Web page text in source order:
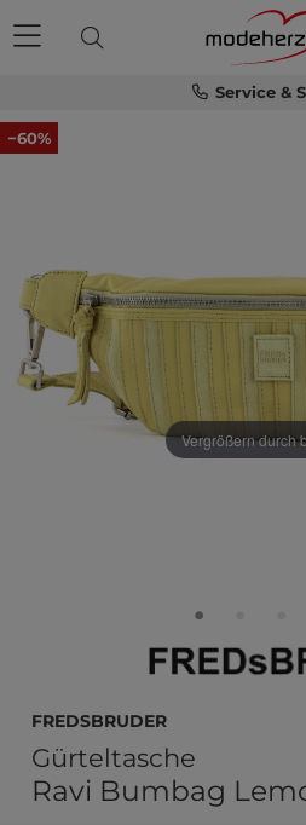
Service &
−60%
Vergrößern durch
FREDsBRUDER
Gürteltasche
Ravi Bumbag